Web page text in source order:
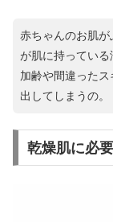
赤ちゃんのお肌
が肌に持ってい
加齢や間違った
出してしまうの。
乾燥肌に必